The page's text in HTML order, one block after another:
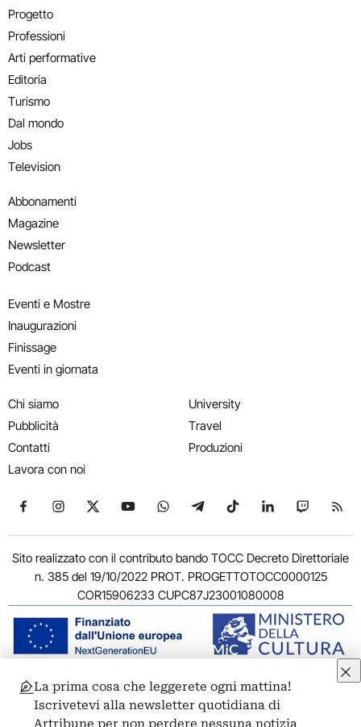
Progetto
Professioni
Arti performative
Editoria
Turismo
Dal mondo
Jobs
Television
Abbonamenti
Magazine
Newsletter
Podcast
Eventi e Mostre
Inaugurazioni
Finissage
Eventi in giornata
Chi siamo
Pubblicità
Contatti
Lavora con noi
University
Travel
Produzioni
Seguici su Facebook
Seguici su Instagram
Seguici su X
Seguici su YouTube
Seguici su WhatsApp
Seguici su Telegram
Seguici su TikTok
Seguici su
Seguici
Sito realizzato con il contributo bando TOCC Decreto Direttoriale
n. 385 del 19/10/2022 PROT. PROGETTOTOCC0000125
COR15906233 CUPC87J23001080008
© 2011-2026 ARTRIBUNE srl – Corso Vittorio Emanuele II, 287 –
00186 Roma - P.I. 11381581005
La prima cosa che leggerete ogni mattina!
Iscrivetevi alla newsletter quotidiana di
Artribune per non perdere nessuna notizia